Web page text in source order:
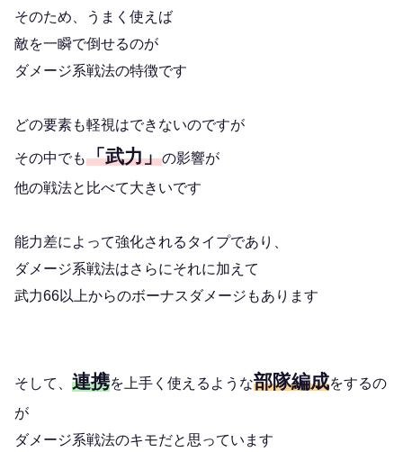
そのため、うまく使えば
敵を一瞬で倒せるのが
ダメージ系戦法の特徴です
どの要素も軽視はできないのですが
その中でも「武力」の影響が
他の戦法と比べて大きいです
能力差によって強化されるタイプであり、
ダメージ系戦法はさらにそれに加えて
武力66以上からのボーナスダメージもあります
そして、 連携を上手く使えるような部隊編成をするの
が
ダメージ系戦法のキモだと思っています